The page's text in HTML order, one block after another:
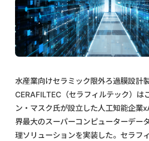
水産業向けセラミック限外ろ過膜設計
CERAFILTEC（セラフィルテック）は
ン・マスク氏が設立した人工知能企業
界最大のスーパーコンピューターデー
理ソリューションを実装した。セラフ